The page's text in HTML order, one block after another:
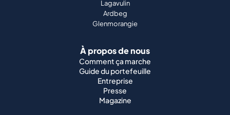
Lagavulin
Ardbeg
Glenmorangie
À propos de nous
Comment ça marche
Guide du portefeuille
Entreprise
Presse
Magazine